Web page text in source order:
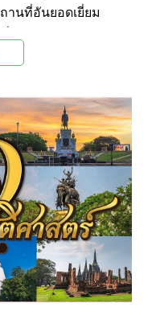
ถานที่อันยอดเยี่ยม